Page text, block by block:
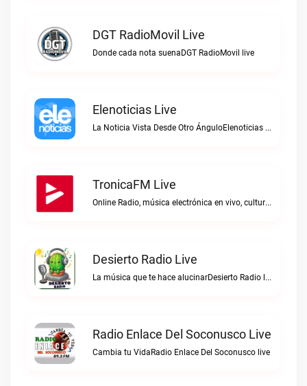
DGT RadioMovil Live
Donde cada nota suenaDGT RadioMovil live
Elenoticias Live
La Noticia Vista Desde Otro ÁnguloElenoticias live
TronicaFM Live
Online Radio, música electrónica en vivo, cultura electrónica, Top 10 semanal, videos, descargasTronicaFM live
Desierto Radio Live
La música que te hace alucinarDesierto Radio live
Radio Enlace Del Soconusco Live
Cambia tu VidaRadio Enlace Del Soconusco live